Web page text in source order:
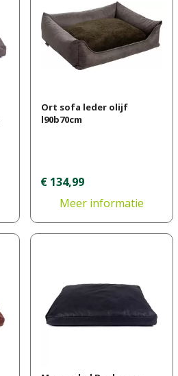
Ort sofa leder olijf
l90b70cm
€ 134,99
Meer informatie